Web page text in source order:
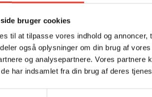
bruger cookies
til at tilpasse vores indhold og
også oplysninger om din brug af
og analysepartnere. Vores
har indsamlet fra din brug af deres